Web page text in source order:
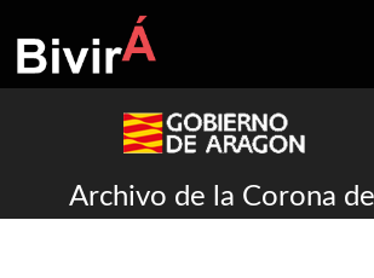
to
content
Archivo de la Corona